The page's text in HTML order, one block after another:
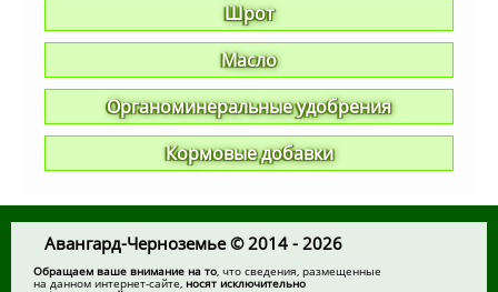
Шрот
Масло
Органоминеральные удобрения
Кормовые добавки
Авангард-Черноземье © 2014 - 2026
Обращаем ваше внимание на то, что сведения, размещенные
на данном интернет-сайте, носят исключительно